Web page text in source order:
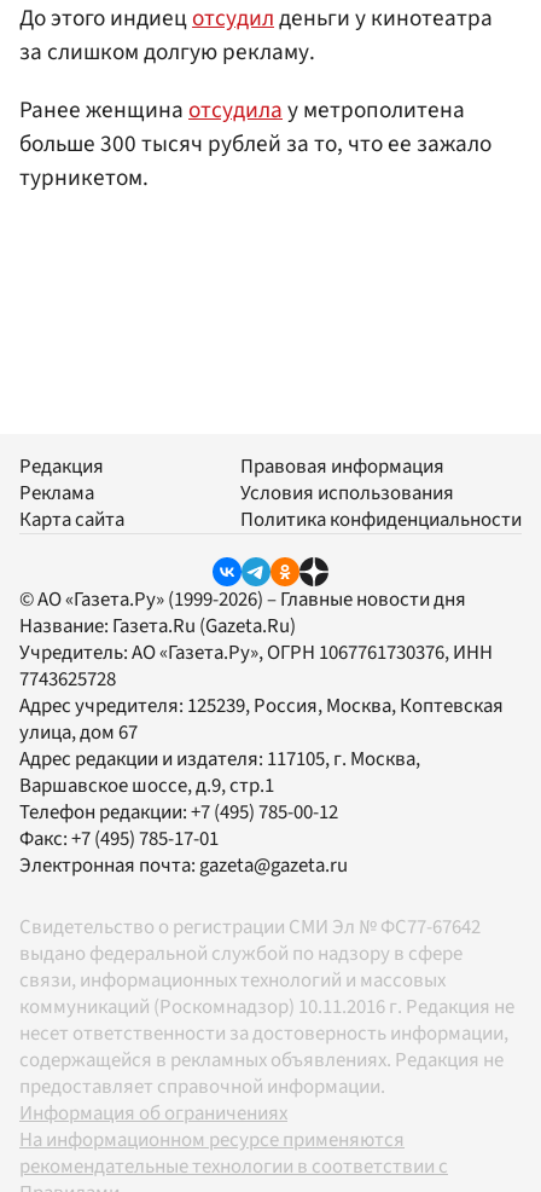
До этого индиецотсудилденьги у кинотеатра
за слишком долгую рекламу.
Ранее женщинаотсудилау метрополитена
больше 300 тысяч рублей за то, что ее зажало
турникетом.
Редакция
Реклама
Карта сайта
Правовая информация
Условия использования
Политика конфиденциальности
© АО «Газета.Ру» (1999-2026) – Главные новости дня
Название: Газета.Ru (Gazeta.Ru)
Учредитель:АО «Газета.Ру», ОГРН 1067761730376, ИНН
7743625728
Адрес учредителя: 125239, Россия, Москва, Коптевская
улица, дом 67
Адрес редакции и издателя: 117105, г. Москва,
Варшавское шоссе, д.9, стр.1
Телефон редакции:+7 (495) 785-00-12
Факс:+7 (495) 785-17-01
Электронная почта:gazeta@gazeta.ru
Свидетельство о регистрации СМИ Эл № ФС77-67642
выдано федеральной службой по надзору в сфере
связи, информационных технологий и массовых
коммуникаций (Роскомнадзор) 10.11.2016 г. Редакция не
несет ответственности за достоверность информации,
содержащейся в рекламных объявлениях. Редакция не
предоставляет справочной информации.
Информация об ограничениях
На информационном ресурсе применяются
рекомендательные технологии в соответствии с